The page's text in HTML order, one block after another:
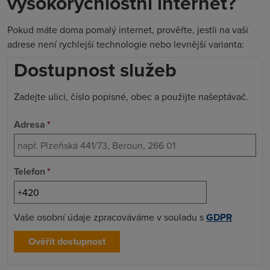
Pokud máte doma pomalý internet, prověřte, jestli na vaší
adrese není rychlejší technologie nebo levnější varianta:
Dostupnost služeb
Zadejte ulici, číslo popisné, obec a použijte našeptávač.
Adresa*
Telefon*
Vaše osobní údaje zpracováváme v souladu sGDPR
Ověřit dostupnost